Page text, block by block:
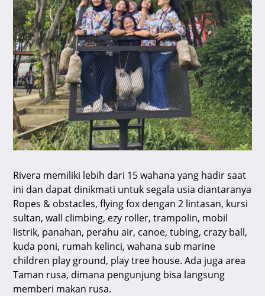
Rivera memiliki lebih dari 15 wahana yang hadir saat
ini dan dapat dinikmati untuk segala usia diantaranya
Ropes & obstacles, flying fox dengan 2 lintasan, kursi
sultan, wall climbing, ezy roller, trampolin, mobil
listrik, panahan, perahu air, canoe, tubing, crazy ball,
kuda poni, rumah kelinci, wahana sub marine
children play ground, play tree house. Ada juga area
Taman rusa, dimana pengunjung bisa langsung
memberi makan rusa.